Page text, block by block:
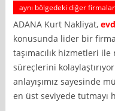
aynı bölgedeki diğer
ADANA Kurt Nakliyat,
konusunda lider bir
taşımacılık hizmetleri
süreçlerini
anlayışımız sayesinde
en üst seviyede tutmayı